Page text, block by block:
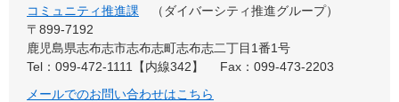
コミュニティ推進課
ダイバーシティ推進グループ
〒899-7192
鹿児島県志布志市志布志町志布志二丁目1番1号
Tel：099-472-1111【内線342】
Fax：099-473-2203
メールでのお問い合わせはこちら